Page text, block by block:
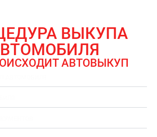
ВЫКУПА
АВТОВЫКУП